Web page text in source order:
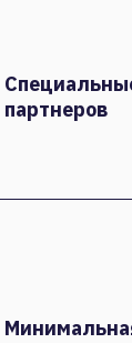
партнеров